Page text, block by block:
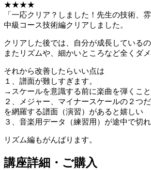
★★★★
「一応クリア？しました！先生の技術、
中級コース技術編クリアしました。
クリアした後では、自分が成長している
またリズムや、細かいところなど全くダ
それから改善したらいい点は
１、譜面が難しすぎます。
→スケールを意識する前に楽曲を弾くこ
２、メジャー、マイナースケールの２つ
を網羅する譜面（演習）があると嬉しい
３、音楽用データ（練習用）が途中で切
リズム編もがんばります。
講座詳細・ご購入